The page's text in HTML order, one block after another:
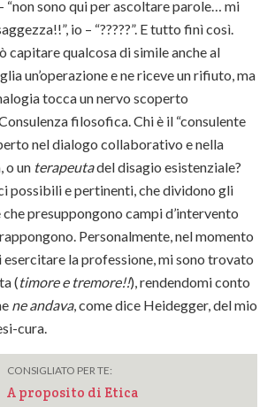
“non sono qui per ascoltare parole… mi
io – “?????”. E tutto finì così.
capitare qualcosa di simile anche al
un’operazione e ne riceve un rifiuto, ma
tocca un nervo scoperto
filosofica. Chi è il “consulente
nel dialogo collaborativo e nella
o un terapeutadel disagio esistenziale?
possibili e pertinenti, che dividono gli
presuppongono campi d’intervento
Personalmente, nel momento
esercitare la professione, mi sono trovato
(timore e tremore!!), rendendomi conto
ne andava, come dice Heidegger, del mio
cura.
CONSIGLIATO PER TE:
A proposito di Etica